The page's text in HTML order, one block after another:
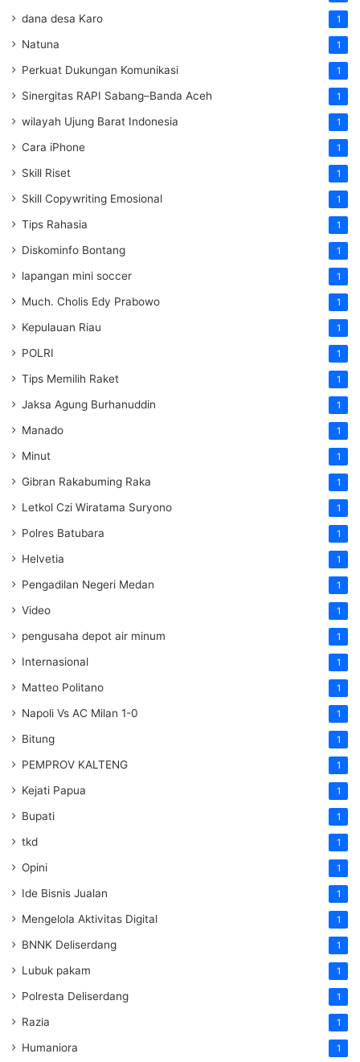
dana desa Karo 1
Natuna 1
Perkuat Dukungan Komunikasi 1
Sinergitas RAPI Sabang–Banda Aceh 1
wilayah Ujung Barat Indonesia 1
Cara iPhone 1
Skill Riset 1
Skill Copywriting Emosional 1
Tips Rahasia 1
Diskominfo Bontang 1
lapangan mini soccer 1
Much. Cholis Edy Prabowo 1
Kepulauan Riau 1
POLRI 1
Tips Memilih Raket 1
Jaksa Agung Burhanuddin 1
Manado 1
Minut 1
Gibran Rakabuming Raka 1
Letkol Czi Wiratama Suryono 1
Polres Batubara 1
Helvetia 1
Pengadilan Negeri Medan 1
Video 1
pengusaha depot air minum 1
Internasional 1
Matteo Politano 1
Napoli Vs AC Milan 1-0 1
Bitung 1
PEMPROV KALTENG 1
Kejati Papua 1
Bupati 1
tkd 1
Opini 1
Ide Bisnis Jualan 1
Mengelola Aktivitas Digital 1
BNNK Deliserdang 1
Lubuk pakam 1
Polresta Deliserdang 1
Razia 1
Humaniora 1